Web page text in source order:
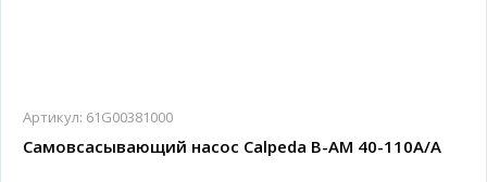
Артикул: 61G00381000
Самовсасывающий насос Calpeda B-AM 40-110A/A